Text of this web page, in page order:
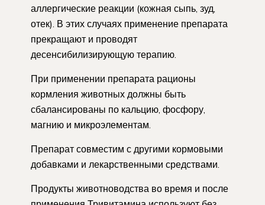
аллергические реакции (кожная сыпь, зуд,
отек). В этих случаях применение препарата
прекращают и проводят
десенсибилизирующую терапию.
При применении препарата рационы
кормления животных должны быть
сбалансированы по кальцию, фосфору,
магнию и микроэлементам.
Препарат совместим с другими кормовыми
добавками и лекарственными средствами.
Продукты животноводства во время и после